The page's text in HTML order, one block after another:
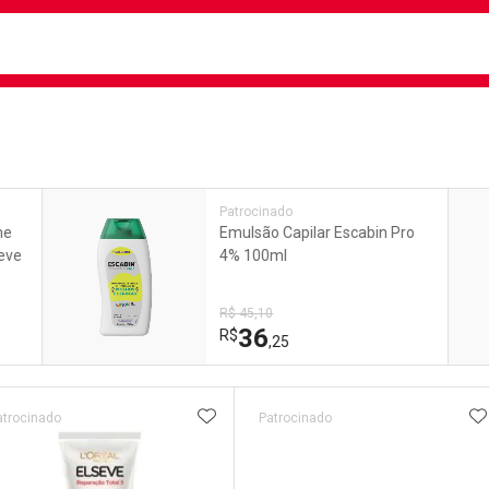
Patrocinado
Emulsão Capilar Escabin Pro
4% 100ml
R$ 45,10
R$36,25
ADICIONAR AOS FAVORITOS
Patrocinado